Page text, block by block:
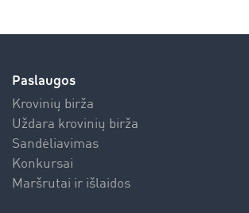
Paslaugos
Krovinių birža
Uždara krovinių birža
Sandėliavimas
Konkursai
Maršrutai ir išlaidos